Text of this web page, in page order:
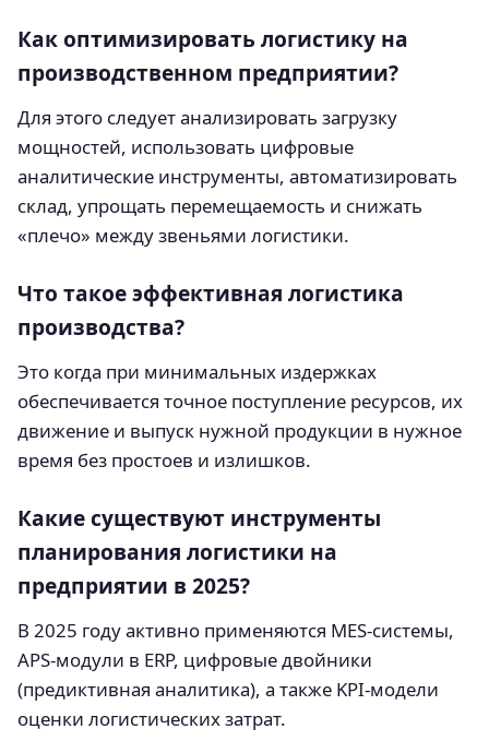
Как оптимизировать логистику на
производственном предприятии?
Для этого следует анализировать загрузку
мощностей, использовать цифровые
аналитические инструменты, автоматизировать
склад, упрощать перемещаемость и снижать
«плечо» между звеньями логистики.
Что такое эффективная логистика
производства?
Это когда при минимальных издержках
обеспечивается точное поступление ресурсов, их
движение и выпуск нужной продукции в нужное
время без простоев и излишков.
Какие существуют инструменты
планирования логистики на
предприятии в 2025?
В 2025 году активно применяются MES-системы,
APS-модули в ERP, цифровые двойники
(предиктивная аналитика), а также KPI-модели
оценки логистических затрат.